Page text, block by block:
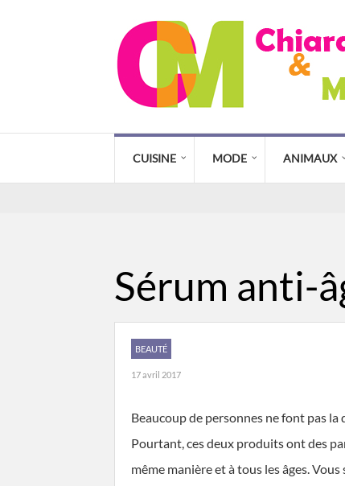
CUISINE MODE ANIMAUX
Sérum anti-
BEAUTÉ
17 avril 2017
Beaucoup de personnes ne font pas la
Pourtant, ces deux produits ont des
même manière et à tous les âges.